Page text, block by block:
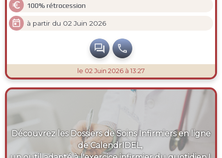
 100% rétrocession
 à partir du 02 Juin 2026
 
le 02 Juin 2026 à 13:27
Découvrez les Dossiers de Soins Infirmiers en ligne
de CalendrIDEL,